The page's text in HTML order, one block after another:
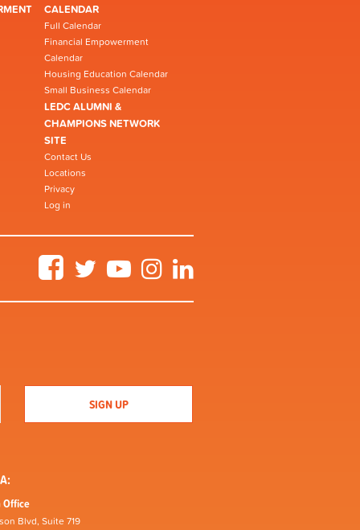
CALENDAR
Full Calendar
Financial Empowerment
Calendar
Housing Education Calendar
Small Business Calendar
LEDC ALUMNI &
CHAMPIONS NETWORK
SITE
Contact Us
Locations
Privacy
Log in
FacebookTwitter YouTubeInstagram
Office
Blvd, Suite 719